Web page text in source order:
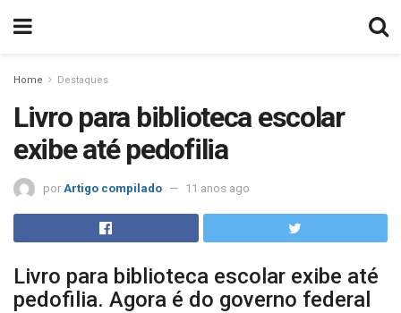
Home Destaques
Livro para biblioteca escolar
exibe até pedofilia
por Artigo compilado 11 anos ago
Livro para biblioteca escolar exibe até
pedofilia. Agora é do governo federal